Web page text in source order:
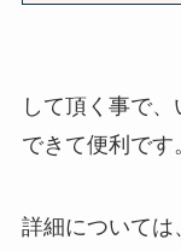
して頂く事で
できて便利です
詳細については